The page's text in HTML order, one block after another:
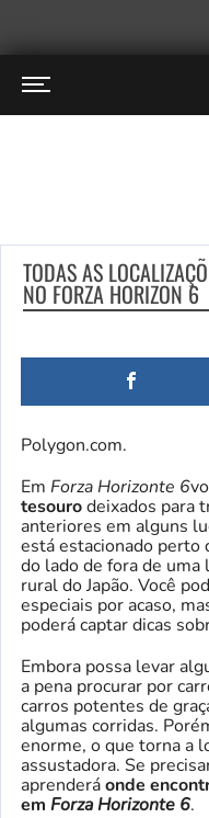
TODAS AS
NO FORZA HORIZON 6
Polygon.com.
Em Forza Horizonte 6
tesourodeixados para
anteriores em alguns
está estacionado perto
do lado de fora de uma
rural do Japão. Você
especiais por acaso,
poderá captar dicas
Embora possa levar
a pena procurar por
carros potentes de
algumas corridas.
enorme, o que torna a
assustadora. Se
aprenderáonde
em Forza Horizonte 6.